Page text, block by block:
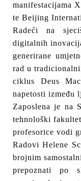
manifestacijama
te Beijing
Radeći na
digitalnih
generirane
rad u
ciklus Deus
napetosti između
Zaposlena je na
tehnološki
profesorice vodi
Radovi Helene
brojnim
prepoznati po